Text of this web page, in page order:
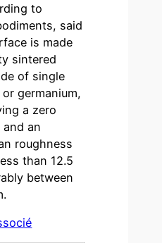
to
said
is made
sintered
of single
germanium,
a zero
an
roughness
than 12.5
between